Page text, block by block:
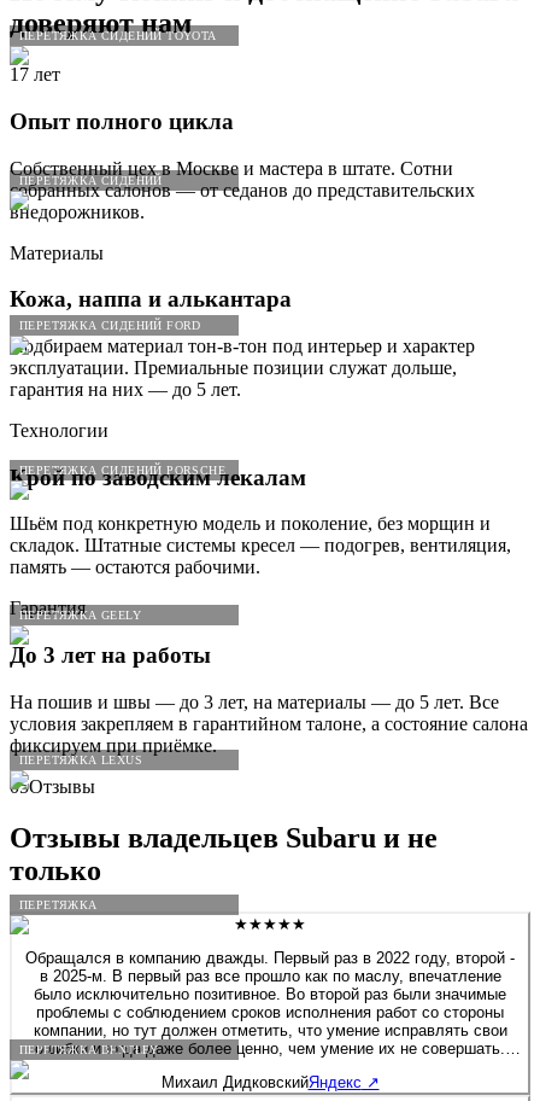
ПЕРЕТЯЖКА СИДЕНИЙ TOYOTA
ПЕРЕТЯЖКА СИДЕНИЙ
ПЕРЕТЯЖКА СИДЕНИЙ FORD
ПЕРЕТЯЖКА СИДЕНИЙ PORSCHE
ПЕРЕТЯЖКА GEELY
ПЕРЕТЯЖКА LEXUS
ПЕРЕТЯЖКА
ПЕРЕТЯЖКА BENTLEY
доверяют нам
17 лет
Опыт полного цикла
Собственный цех в Москве и мастера в штате. Сотни
собранных салонов — от седанов до представительских
внедорожников.
Материалы
Кожа, наппа и алькантара
Подбираем материал тон-в-тон под интерьер и характер
эксплуатации. Премиальные позиции служат дольше,
гарантия на них — до 5 лет.
Технологии
Крой по заводским лекалам
Шьём под конкретную модель и поколение, без морщин и
складок. Штатные системы кресел — подогрев, вентиляция,
память — остаются рабочими.
Гарантия
До 3 лет на работы
На пошив и швы — до 3 лет, на материалы — до 5 лет. Все
условия закрепляем в гарантийном талоне, а состояние салона
фиксируем при приёмке.
05Отзывы
Отзывы владельцев Subaru и не
только
★★★★★
Обращался в компанию дважды. Первый раз в 2022 году, второй -
в 2025-м. В первый раз все прошло как по маслу, впечатление
было исключительно позитивное. Во второй раз были значимые
проблемы с соблюдением сроков исполнения работ со стороны
компании, но тут должен отметить, что умение исправлять свои
ошибки иногда даже более ценно, чем умение их не совершать.
Компания заменила менеджера проекта, Николай принял задачу в
Михаил ДидковскийЯндекс ↗